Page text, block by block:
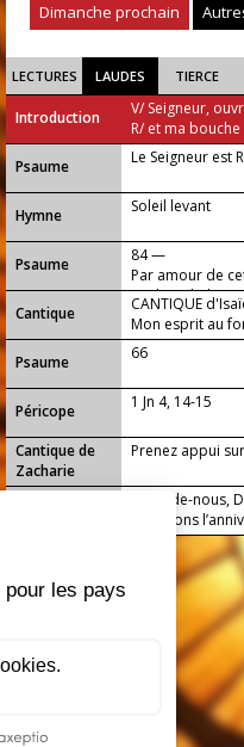
Dimanche prochain
LECTURES LAUDES TIERCE
Introduction
V/ Seigneur,
R/ et ma
Psaume
Le Seigneur est
Hymne Soleil levant
Psaume
84 —
Par amour de
ta gloire habite
Cantique
CANTIQUE
Mon esprit au
Psaume
66
Péricope 1 Jn 4, 14-15
Cantique de
Zacharie
Prenez appui
Accorde-nous,
célébrons